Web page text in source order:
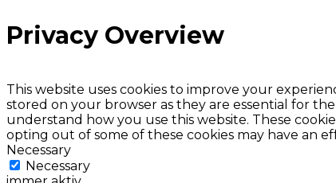
Privacy Overview
This website uses cookies to improve your
stored on your browser as they are essential for
understand how you use this website. These
opting out of some of these cookies may have an
Necessary
Necessary